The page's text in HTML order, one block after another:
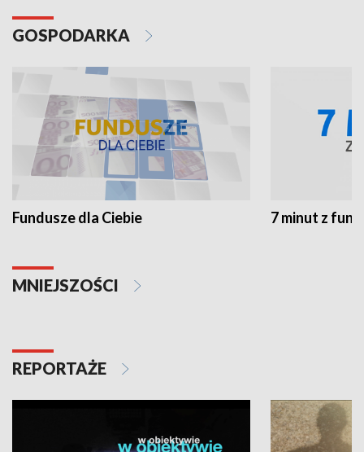
GOSPODARKA
Fundusze dla Ciebie 7 minut z
MNIEJSZOŚCI
REPORTAŻE